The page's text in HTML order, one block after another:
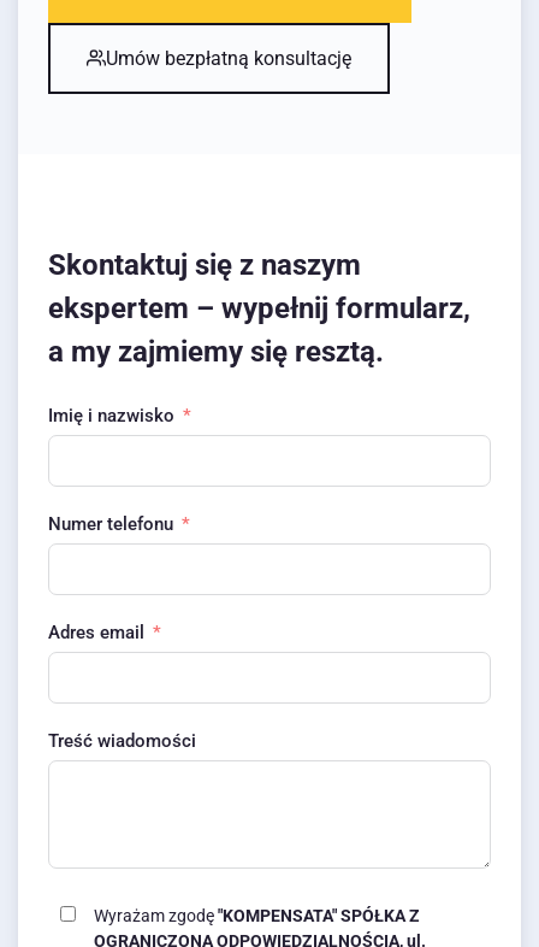
Umów bezpłatną konsultację
Skontaktuj się z naszym
ekspertem – wypełnij formularz,
a my zajmiemy się resztą.
Imię i nazwisko
Numer telefonu
Adres email
Treść wiadomości
Wyrażam zgodę"KOMPENSATA" SPÓŁKA Z
OGRANICZONĄ ODPOWIEDZIALNOŚCIĄ, ul.